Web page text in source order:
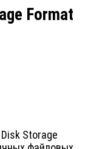
Format
Storage